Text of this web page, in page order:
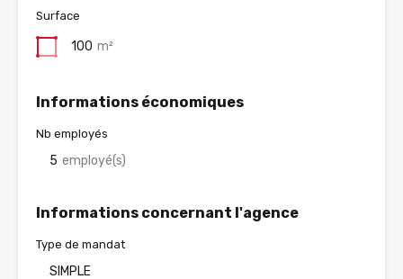
Surface
100 m²
Informations économiques
Nb employés
5 employé(s)
Informations concernant l'agence
Type de mandat
SIMPLE